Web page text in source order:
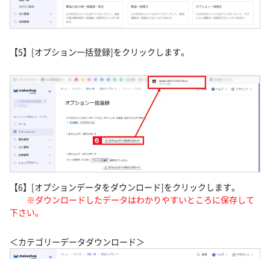
【5】[オプション一括登録]をクリックします。
【6】[オプションデータをダウンロード]をクリックします。
※ダウンロードしたデータはわかりやすいところに保存して
下さい。
＜カテゴリーデータダウンロード＞